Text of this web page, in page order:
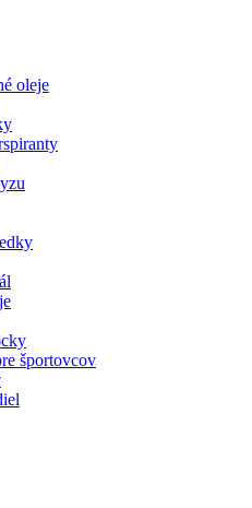
oleje
športovcov